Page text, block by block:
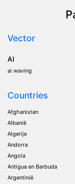
Vector
AI
ai waving
Countries
Afghanistan
Albanië
Algerije
Andorra
Angola
Antigua en Barbuda
Argentinië